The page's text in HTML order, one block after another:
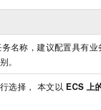
名称，建议配置具有
。
选择， 本文以 ECS 上